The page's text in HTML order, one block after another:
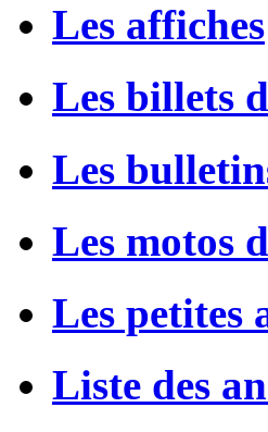
Les affiches
Les billets
Les
Les motos
Les petites
Liste des